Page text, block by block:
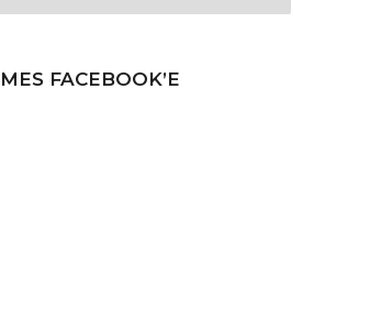
MES FACEBOOK’E